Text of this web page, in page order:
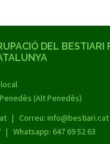
DEL BESTIARI
(Alt Penedès)
| Correu: info@bestiari.cat
| Whatsapp: 647 69 52 63